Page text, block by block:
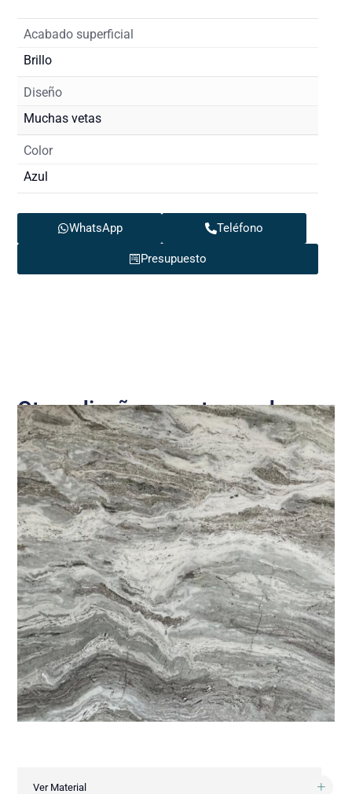
Acabado superficial
Brillo
Diseño
Muchas vetas
Color
Azul
WhatsApp Teléfono
Presupuesto
Otros diseños que te pueden
interesar
Ver Material